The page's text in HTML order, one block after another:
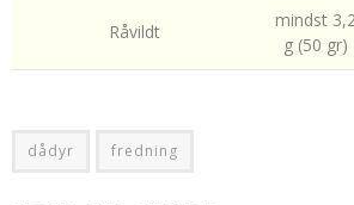
Råvildt
mindst
g (50 gr)
dådyr fredning